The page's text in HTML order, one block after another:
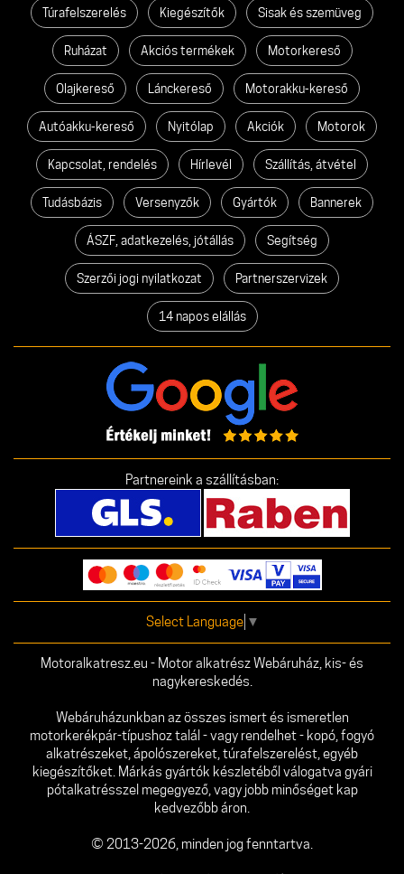
Túrafelszerelés Kiegészítők Sisak és szemüveg
Ruházat Akciós termékek Motorkereső
Olajkereső Lánckereső Motorakku-kereső
Autóakku-kereső Nyitólap Akciók Motorok
Kapcsolat, rendelés Hírlevél Szállítás, átvétel
Tudásbázis Versenyzők Gyártók Bannerek
ÁSZF, adatkezelés, jótállás Segítség
Szerzői jogi nyilatkozat Partnerszervizek
14 napos elállás
Partnereink a szállításban:
Select Language ▼
Motoralkatresz.eu - Motor alkatrész Webáruház, kis- és
nagykereskedés.
Webáruházunkban az összes ismert és ismeretlen
motorkerékpár-típushoz talál - vagy rendelhet - kopó, fogyó
alkatrészeket, ápolószereket, túrafelszerelést, egyéb
kiegészítőket. Márkás gyártók készletéből válogatva gyári
pótalkatrésszel megegyező, vagy jobb minőséget kap
kedvezőbb áron.
© 2013-2026, minden jog fenntartva.